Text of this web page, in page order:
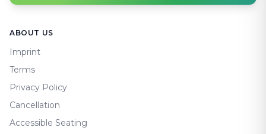
ABOUT US
Imprint
Terms
Privacy Policy
Cancellation
Accessible Seating